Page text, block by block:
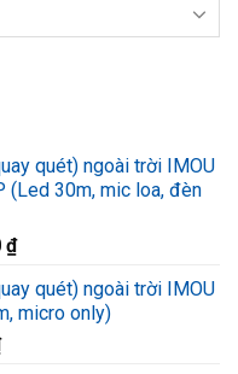
quét) ngoài trời IMOU
(Led 30m, mic loa, đèn
₫Giá
tại
là:
quét) ngoài trời IMOU
micro only)
Giá